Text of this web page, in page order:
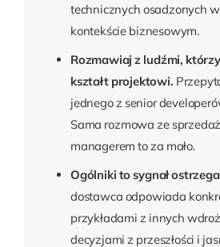
technicznych osadzonych
kontekście biznesowym.
Rozmawiaj z ludźmi,
kształt projektowi.
jednego z senior
Sama rozmowa ze
managerem to za mało.
Ogólniki to sygnał
dostawca odpowiada
przykładami z innych
decyzjami z przeszłości i